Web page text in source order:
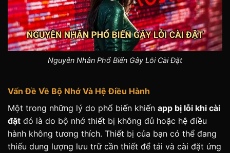
Nguyên Nhân Phổ Biến Gây Lỗi Cài Đặt
Vấn Đề Về Bộ Nhớ Và Hệ Điều Hành
Một trong những lý do phổ biến khiến app bị lỗi khi cài
đặt đó là do bộ nhớ thiết bị không đủ hoặc hệ điều
hành không tương thích. Thiết bị của bạn có thể đang
thiếu dung lượng lưu trữ cần thiết để tải và cài đặt ứng